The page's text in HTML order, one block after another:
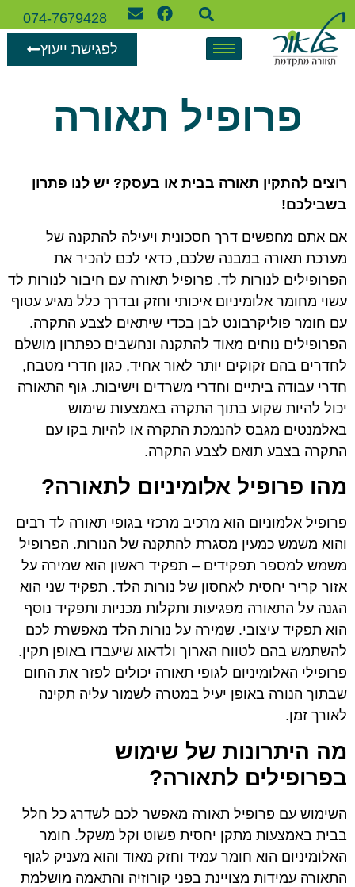
074-7679428
לפגישת ייעוץ
פרופיל תאורה
רוצים להתקין תאורה בבית או בעסק? יש לנו פתרון
בשבילכם!
אם אתם מחפשים דרך חסכונית ויעילה להתקנה של
מערכת תאורה במבנה שלכם, כדאי לכם להכיר את
הפרופילים לנורות לד. פרופיל תאורה עם חיבור לנורות לד
עשוי מחומר אלומיניום איכותי וחזק ובדרך כלל מגיע עטוף
עם חומר פוליקרבונט לבן בכדי שיתאים לצבע התקרה.
הפרופילים נוחים מאוד להתקנה ונחשבים כפתרון מושלם
לחדרים בהם זקוקים יותר לאור אחיד, כגון חדרי מטבח,
חדרי עבודה ביתיים וחדרי משרדים וישיבות. גוף התאורה
יכול להיות שקוע בתוך התקרה באמצעות שימוש
באלמנטים מגבס להנמכת התקרה או להיות בקו עם
התקרה בצבע תואם לצבע התקרה.
מהו פרופיל אלומיניום לתאורה?
פרופיל אלמוניום הוא מרכיב מרכזי בגופי תאורה לד רבים
והוא משמש כמעין מסגרת להתקנה של הנורות. הפרופיל
משמש למספר תפקידים – תפקיד ראשון הוא שמירה על
אזור קריר יחסית לאחסון של נורות הלד. תפקיד שני הוא
הגנה על התאורה מפגיעות ותקלות מכניות ותפקיד נוסף
הוא תפקיד עיצובי. שמירה על נורות הלד מאפשרת לכם
להשתמש בהם לטווח הארוך ולדאוג שיעבדו באופן תקין.
פרופילי האלומיניום לגופי תאורה יכולים לפזר את החום
שבתוך הנורה באופן יעיל במטרה לשמור עליה תקינה
לאורך זמן.
מה היתרונות של שימוש
בפרופילים לתאורה?
השימוש עם פרופיל תאורה מאפשר לכם לשדרג כל חלל
בבית באמצעות מתקן יחסית פשוט וקל משקל. חומר
האלומיניום הוא חומר עמיד וחזק מאוד והוא מעניק לגוף
התאורה עמידות מצויינת בפני קורוזיה והתאמה מושלמת